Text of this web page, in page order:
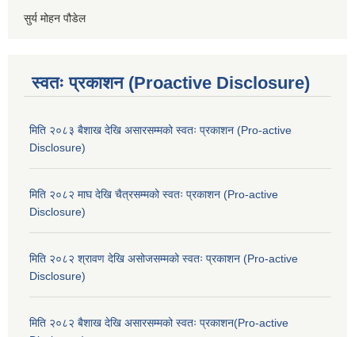
सुर्य मोहन पौडेल
स्वतः प्रकाशन (Proactive Disclosure)
मिति २०८३ बैशाख देखि असारसम्मको स्वतः प्रकाशन (Pro-active
Disclosure)
मिति २०८२ माघ देखि चैत्रसम्मको स्वतः प्रकाशन (Pro-active
Disclosure)
मिति २०८२ श्रावण देखि असोजसम्मको स्वतः प्रकाशन (Pro-active
Disclosure)
मिति २०८२ बैशाख देखि असारसम्मको स्वतः प्रकाशन(Pro-active